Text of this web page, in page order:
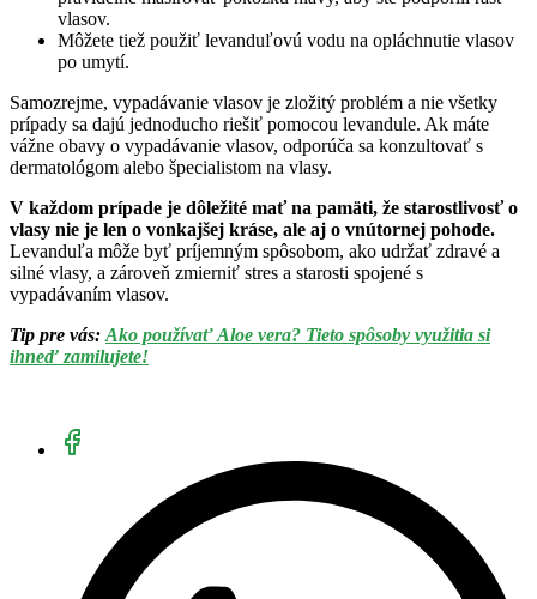
vlasov.
Môžete tiež použiť levanduľovú vodu na opláchnutie vlasov
po umytí.
Samozrejme, vypadávanie vlasov je zložitý problém a nie všetky
prípady sa dajú jednoducho riešiť pomocou levandule. Ak máte
vážne obavy o vypadávanie vlasov, odporúča sa konzultovať s
dermatológom alebo špecialistom na vlasy.
V každom prípade je dôležité mať na pamäti, že starostlivosť o
vlasy nie je len o vonkajšej kráse, ale aj o vnútornej pohode.
Levanduľa môže byť príjemným spôsobom, ako udržať zdravé a
silné vlasy, a zároveň zmierniť stres a starosti spojené s
vypadávaním vlasov.
Tip pre vás: Ako používať Aloe vera? Tieto spôsoby využitia si
ihneď zamilujete!